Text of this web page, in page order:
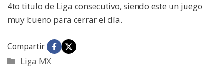
4to titulo de Liga consecutivo, siendo este un juego
muy bueno para cerrar el día.
Compartir
Categorías
Liga MX